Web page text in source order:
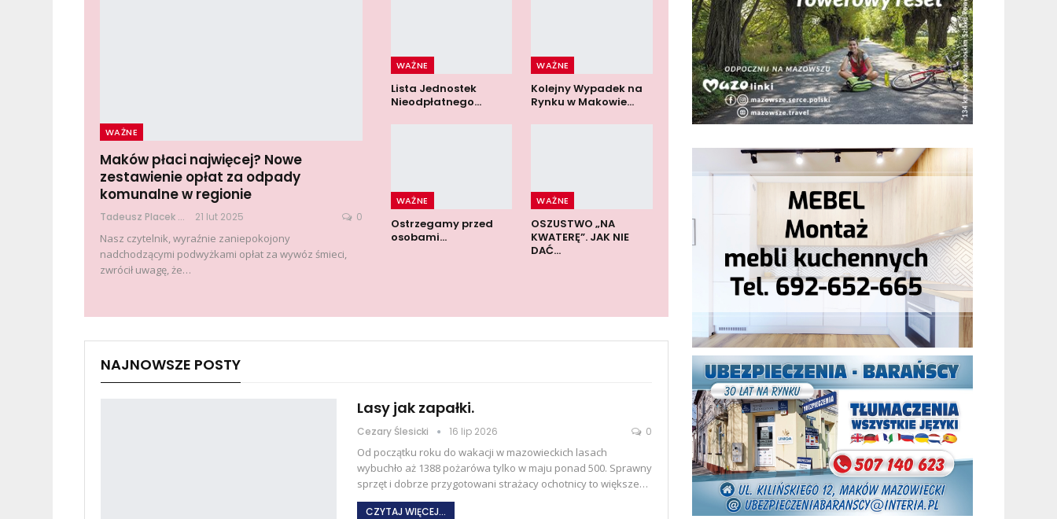
WAŻNE
Maków płaci najwięcej? Nowe
zestawienie opłat za odpady
komunalne w regionie
Tadeusz Placek 21 lut 2025 0
Nasz czytelnik, wyraźnie zaniepokojony
nadchodzącymi podwyżkami opłat za wywóz śmieci,
zwrócił uwagę, że…
WAŻNE
Lista Jednostek
Nieodpłatnego…
WAŻNE
Kolejny Wypadek na
Rynku w Makowie…
WAŻNE
Ostrzegamy przed
osobami…
WAŻNE
OSZUSTWO „NA
KWATERĘ”. JAK NIE
DAĆ…
NAJNOWSZE POSTY
Lasy jak zapałki.
Cezary Ślesicki 16 lip 2026 0
Od początku roku do wakacji w mazowieckich lasach
wybuchło aż 1388 pożarówa tylko w maju ponad 500. Sprawny
sprzęt i dobrze przygotowani strażacy ochotnicy to większe…
CZYTAJ WIĘCEJ...